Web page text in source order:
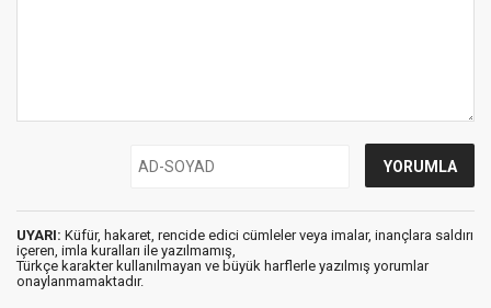
UYARI: Küfür, hakaret, rencide edici cümleler veya imalar, inançlara saldırı
içeren, imla kuralları ile yazılmamış,
Türkçe karakter kullanılmayan ve büyük harflerle yazılmış yorumlar
onaylanmamaktadır.